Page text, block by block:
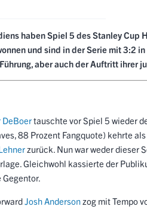
haben Spiel 5 des Stanley Cup
und sind in der Serie mit 3:2
aber auch der Auftritt ihrer
DeBoertauschte vor Spiel 5 wieder
88 Prozent Fangquote) kehrte
zurück. Nun war weder dieser
Gleichwohl kassierte der
Gegentor.
Josh Andersonzog mit Tempo